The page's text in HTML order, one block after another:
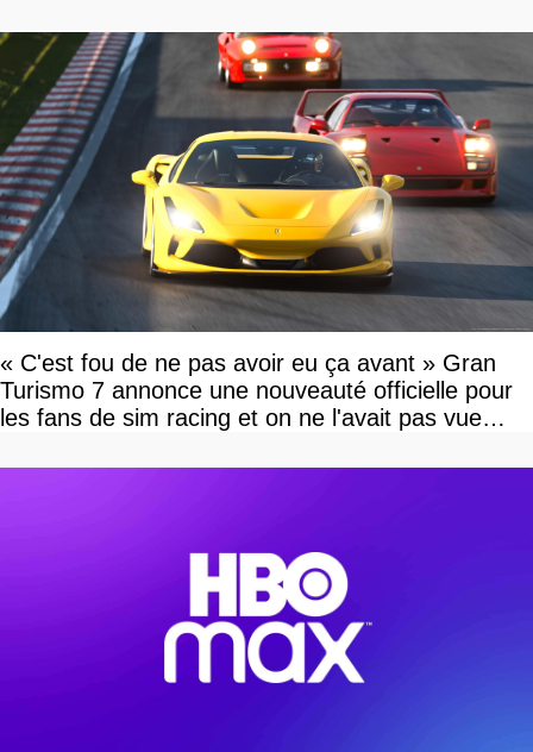
« C'est fou de ne pas avoir eu ça avant » Gran
Turismo 7 annonce une nouveauté officielle pour
les fans de sim racing et on ne l'avait pas vue